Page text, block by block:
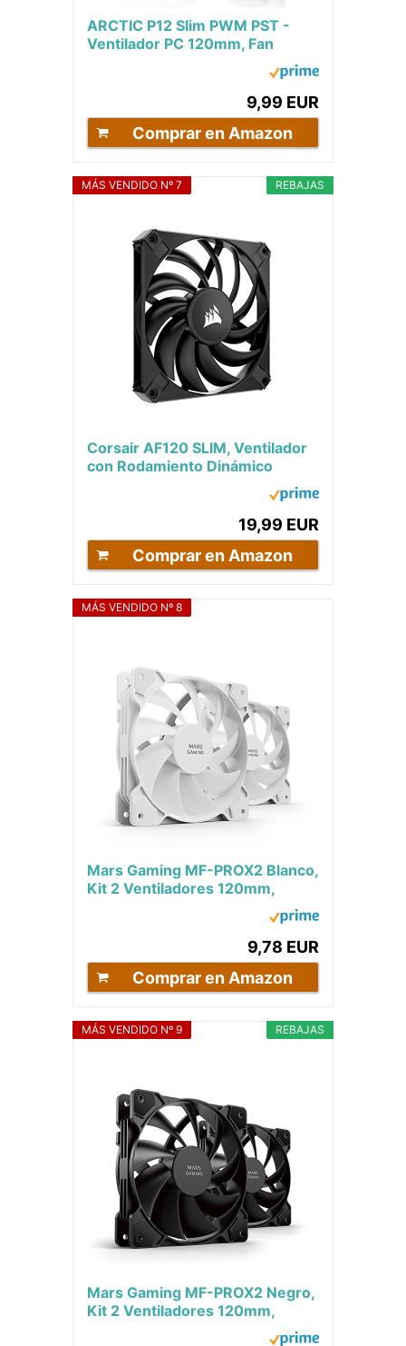
ARCTIC P12 Slim PWM PST -
Ventilador PC 120mm, Fan
120mm, Ventilador de Caja para
9,99 EUR
Comprar en Amazon
REBAJAS
MÁS VENDIDO Nº 7
Corsair AF120 SLIM, Ventilador
con Rodamiento Dinámico
19,99 EUR
Comprar en Amazon
MÁS VENDIDO Nº 8
Mars Gaming MF-PROX2 Blanco,
Kit 2 Ventiladores 120mm,
Sistema Anti-vibraciones, Ultra-
9,78 EUR
Comprar en Amazon
REBAJAS
MÁS VENDIDO Nº 9
Mars Gaming MF-PROX2 Negro,
Kit 2 Ventiladores 120mm,
Sistema Anti-vibraciones, Ultra-